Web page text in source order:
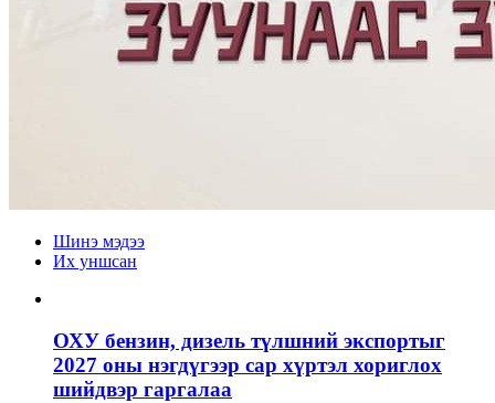
Шинэ мэдээ
Их уншсан
ОХУ бензин, дизель түлшний экспортыг
2027 оны нэгдүгээр сар хүртэл хориглох
шийдвэр гаргалаа